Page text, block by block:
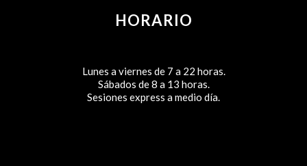
HORARIO
Lunes a viernes de 7 a 22 horas.
Sábados de 8 a 13 horas.
Sesiones express a medio día.